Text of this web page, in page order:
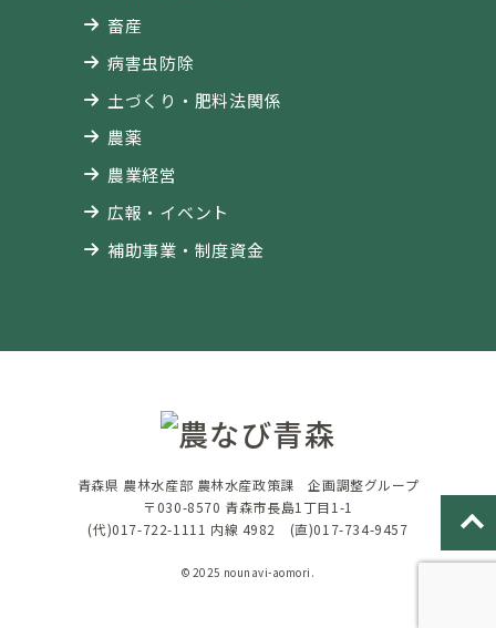
畜産
病害虫防除
土づくり・肥料法関係
農薬
農業経営
広報・イベント
補助事業・制度資金
青森県 農林水産部 農林水産政策課 企画調整グループ
〒030-8570 青森市長島1丁目1-1
(代)017-722-1111 内線 4982 (直)017-734-9457
© 2025 nounavi-aomori.